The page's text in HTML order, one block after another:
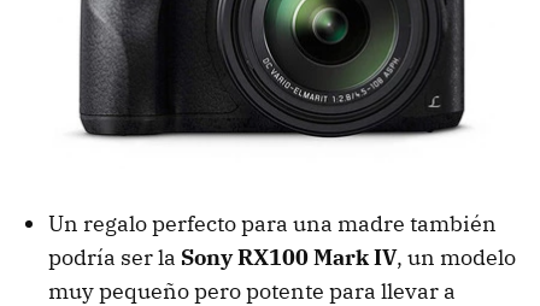
Un regalo perfecto para una madre también
podría ser la Sony RX100 Mark IV, un modelo
muy pequeño pero potente para llevar a